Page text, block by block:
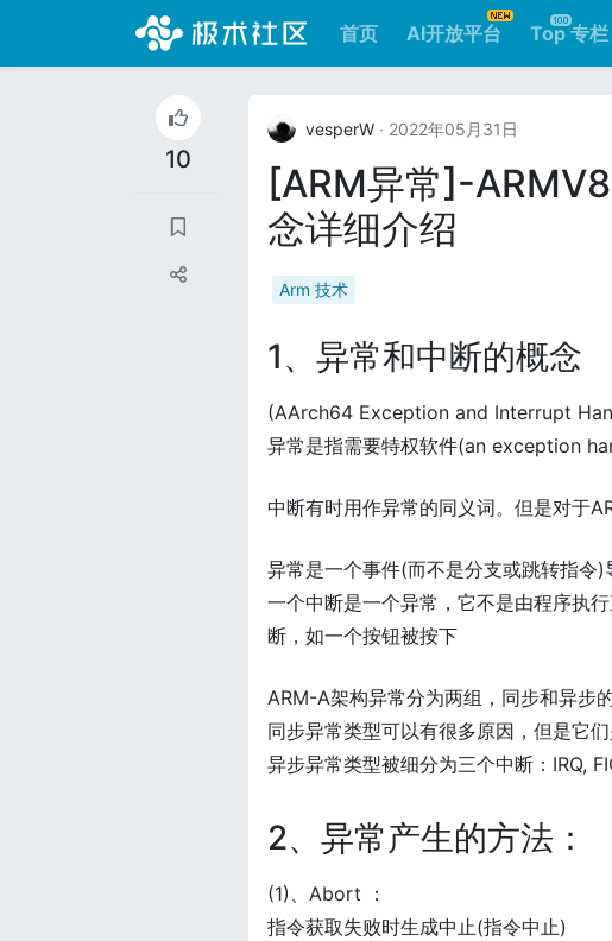
首页 AI开放平台 Top 专栏
10
vesperW · 2022年05月31日
[ARM异常]-
念详细介绍
Arm 技术
1、异常和中断的概念
(AArch64 Exception and Interrupt
异常是指需要特权软件(an exception
中断有时用作异常的同义词。但是对于
异常是一个事件(而不是分支或跳转指令)
一个中断是一个异常，它不是由程序执
断，如一个按钮被按下
ARM-A架构异常分为两组，同步和异步的
同步异常类型可以有很多原因，但是它们
异步异常类型被细分为三个中断：IRQ,
2、异常产生的方法：
(1)、Abort ：
指令获取失败时生成中止(指令中止)